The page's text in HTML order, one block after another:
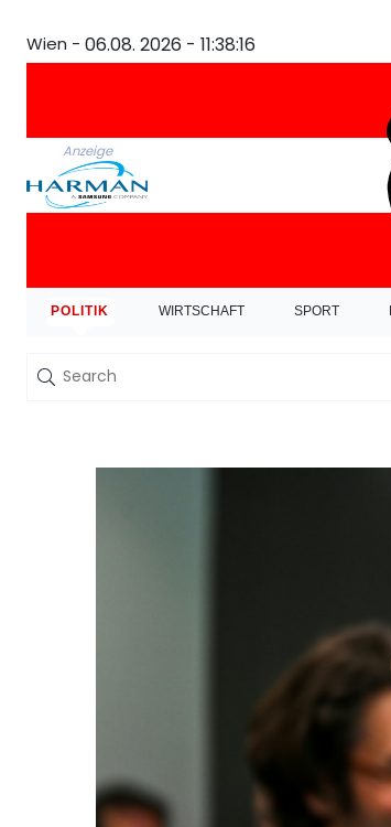
Wien - 06.08. 2026 - 11:38:16
Anzeige
POLITIK WIRTSCHAFT SPORT